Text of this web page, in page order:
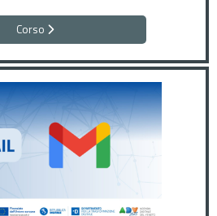
Corso